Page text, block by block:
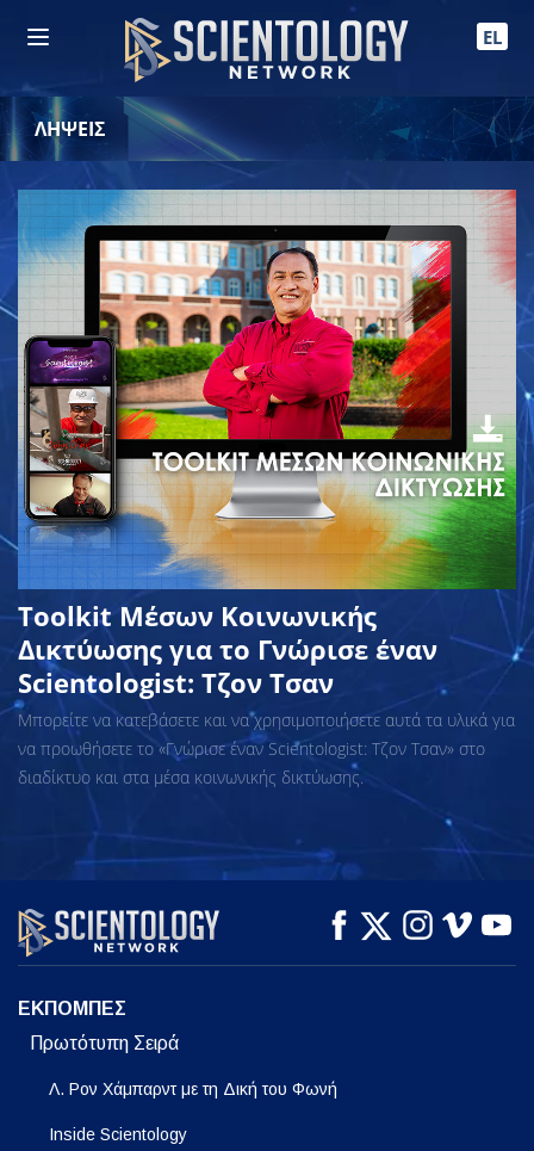
EL
ΛΗΨΕΙΣ
Toolkit Μέσων Κοινωνικής
Δικτύωσης για το Γνώρισε έναν
Scientologist: Τζον Τσαν
Μπορείτε να κατεβάσετε και να χρησιμοποιήσετε αυτά τα υλικά για
να προωθήσετε το «Γνώρισε έναν Scientologist: Τζον Τσαν» στο
διαδίκτυο και στα μέσα κοινωνικής δικτύωσης.
ΕΚΠΟΜΠΕΣ
Πρωτότυπη Σειρά
Λ. Ρον Χάμπαρντ με τη Δική του Φωνή
Inside Scientology